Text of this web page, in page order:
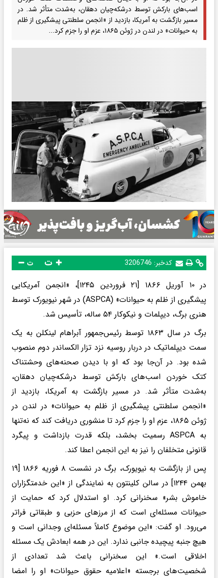
اسب‌های بارکش توسط درشکه‌چیان دهقان، به‌شدت متأثر شد. در
مسیر بازگشت به آمریکا، بازدید از «انجمن سلطنتی پیشگیری از ظلم
به حیوانات» در لندن در ژوئن ۱۸۶۵، عزم او را جزم کرد...
کدخبر: 3206746 ت
در ۱۰ آوریل ۱۸۶۶ [۲۱ فروردین ۱۲۴۵]، «انجمن آمریکایی
پیشگیری از ظلم به حیوانات» (ASPCA) در شهر نیویورک توسط
هنری برگ، دیپلمات و نیکوکار ۵۴ ساله، تأسیس شد.
برگ در سال ۱۸۶۳ توسط رئیس‌جمهور آبراهام لینکلن به یک
سمت دیپلماتیک در دربار روسیه نزد تزار الکساندر دوم منصوب
شده بود. در آن‌جا بود که او با دیدن صحنه‌های وحشتناک
کتک خوردن اسب‌های بارکش توسط درشکه‌چیان دهقان،
به‌شدت متأثر شد. در مسیر بازگشت به آمریکا، بازدید از
«انجمن سلطنتی پیشگیری از ظلم به حیوانات» در لندن در
ژوئن ۱۸۶۵، عزم او را جزم کرد تا منشوری دریافت کند که نه‌تنها
به ASPCA رسمیت بخشد، بلکه قدرت بازداشت و پیگرد
قانونی متخلفان را نیز به این انجمن اعطا کند.
پس از بازگشت به نیویورک، برگ در نشست ۸ فوریه ۱۸۶۶ [۱۹
بهمن ۱۲۴۴] در سالن کلینتون به نمایندگی از «این خدمتگزاران
خاموش بشر» سخنرانی کرد. او استدلال کرد که حمایت از
حیوانات مسئله‌ای است که از مرزهای حزبی و طبقاتی فراتر
می‌رود. او گفت: «این موضوع کاملاً مسئله‌ای وجدانی است و
هیچ جنبه پیچیده جانبی ندارد. این در همه ابعادش یک مسئله
اخلاقی است.» این سخنرانی باعث شد تعدادی از
شخصیت‌های برجسته «اعلامیه حقوق حیوانات» او را امضا